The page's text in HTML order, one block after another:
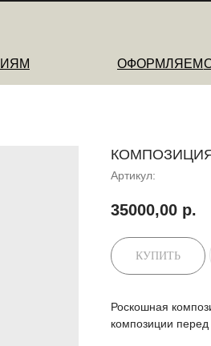
ОФОРМЛЯЕМ ОБУЧАЕМ
Артикул:
35000,00 р.
КУПИТЬ
Роскошная
композиции перед